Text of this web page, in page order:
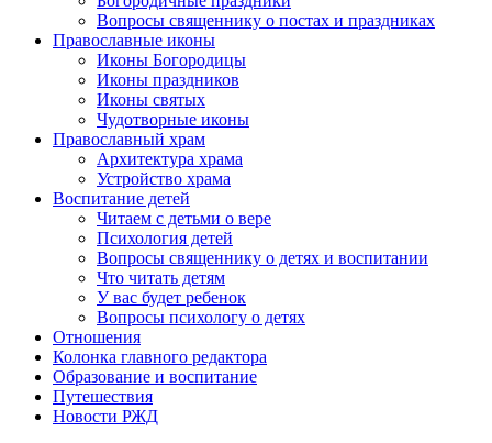
Вопросы священнику о постах и праздниках
Православные иконы
Иконы Богородицы
Иконы праздников
Иконы святых
Чудотворные иконы
Православный храм
Архитектура храма
Устройство храма
Воспитание детей
Читаем с детьми о вере
Психология детей
Вопросы священнику о детях и воспитании
Что читать детям
У вас будет ребенок
Вопросы психологу о детях
Отношения
Колонка главного редактора
Образование и воспитание
Путешествия
Новости РЖД